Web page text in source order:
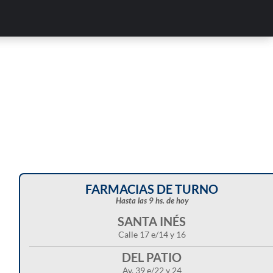
FARMACIAS DE TURNO
Hasta las 9 hs. de hoy
SANTA INÉS
Calle 17 e/14 y 16
DEL PATIO
Av. 39 e/22 y 24